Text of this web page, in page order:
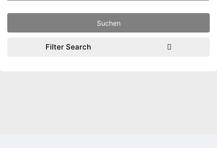
Filter Search